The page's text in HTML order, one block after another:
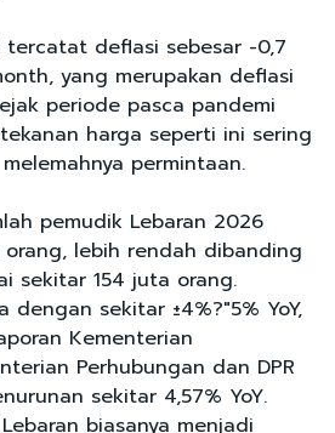
tercatat deflasi sebesar -0,7
yang merupakan deflasi
periode pasca pandemi
harga seperti ini sering
permintaan.
pemudik Lebaran 2026
lebih rendah dibanding
sekitar 154 juta orang.
dengan sekitar ±4%?"5% YoY,
Kementerian
Perhubungan dan DPR
sekitar 4,57% YoY.
biasanya menjadi